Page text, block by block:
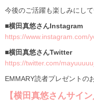
今後のご活躍も楽しみにし
■横田真悠さんInstagram
https://www.instagram.com/
■横田真悠さんTwitter
https://twitter.com/
EMMARY読者プレゼントの
【横田真悠さんサイ